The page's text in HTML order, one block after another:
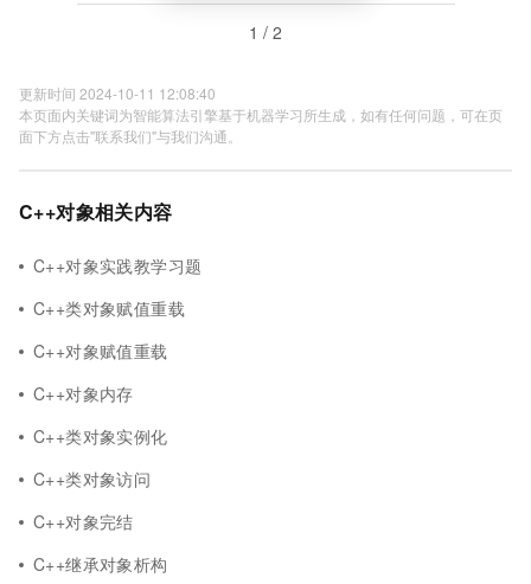
1 / 2
更新时间 2024-10-11 12:08:40
本页面内关键词为智能算法引擎基于机器学习所生成，如有任何问题，可在页
面下方点击"联系我们"与我们沟通。
C++对象相关内容
C++对象实践教学习题
C++类对象赋值重载
C++对象赋值重载
C++对象内存
C++类对象实例化
C++类对象访问
C++对象完结
C++继承对象析构